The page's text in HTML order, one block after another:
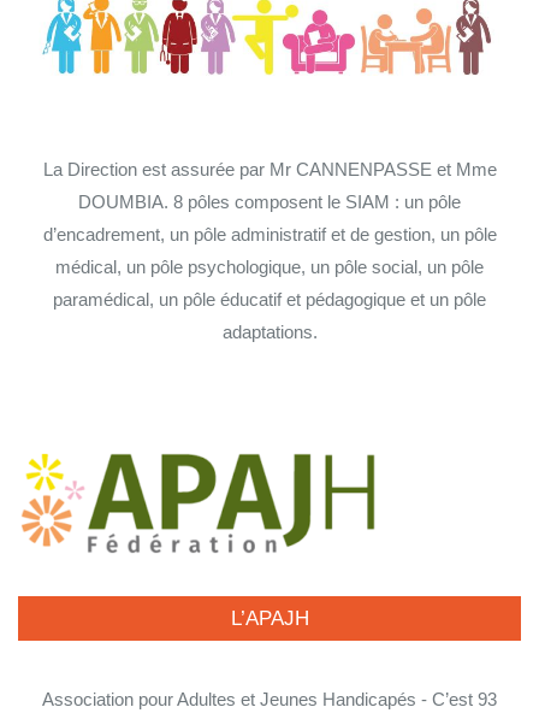
La Direction est assurée par Mr CANNENPASSE et Mme
DOUMBIA. 8 pôles composent le SIAM : un pôle
d’encadrement, un pôle administratif et de gestion, un pôle
médical, un pôle psychologique, un pôle social, un pôle
paramédical, un pôle éducatif et pédagogique et un pôle
adaptations.
L’APAJH
Association pour Adultes et Jeunes Handicapés - C’est 93